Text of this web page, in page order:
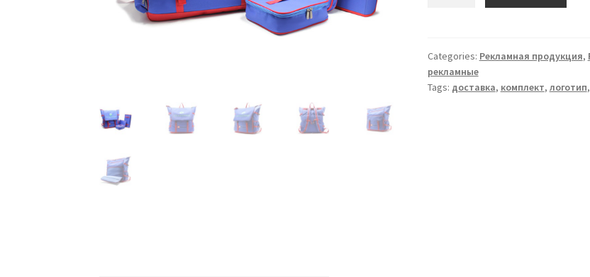
для
детского
клуба
Categories: Рекламная продукция,
рекламные
Tags: доставка, комплект, логотип,